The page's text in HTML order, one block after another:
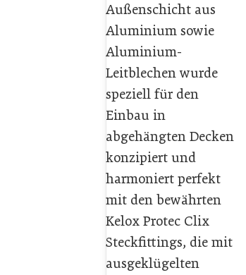
Außenschicht aus
Aluminium sowie
Aluminium-
Leitblechen wurde
speziell für den
Einbau in
abgehängten Decken
konzipiert und
harmoniert perfekt
mit den bewährten
Kelox Protec Clix
Steckfittings, die mit
ausgeklügelten